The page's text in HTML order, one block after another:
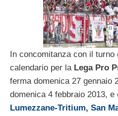
In concomitanza con il
calendario per la Lega Pro
ferma domenica 27 gennaio
domenica 4 febbraio 2013,
Lumezzane-Tritium, San